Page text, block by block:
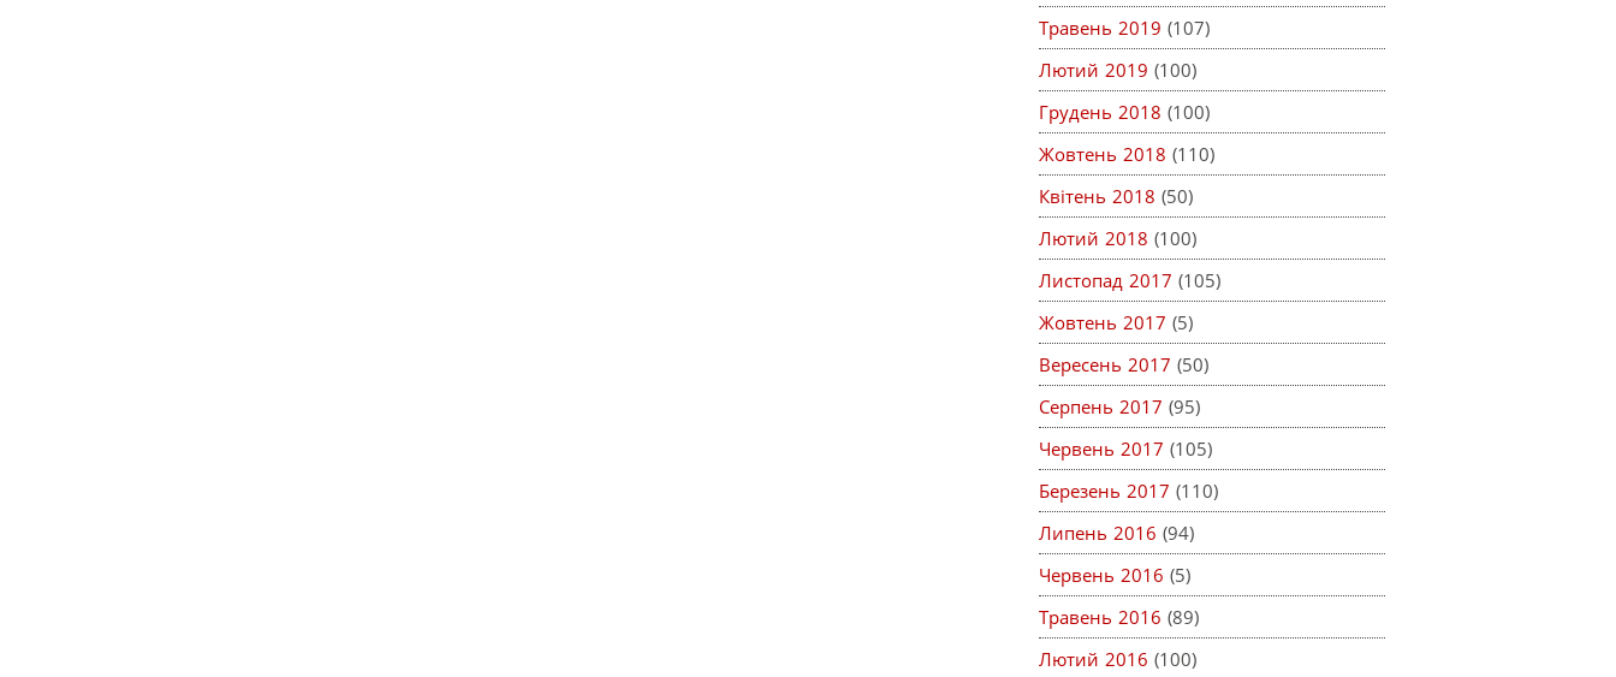
Травень 2019 (107)
Лютий 2019 (100)
Грудень 2018 (100)
Жовтень 2018 (110)
Квітень 2018 (50)
Лютий 2018 (100)
Листопад 2017 (105)
Жовтень 2017 (5)
Вересень 2017 (50)
Серпень 2017 (95)
Червень 2017 (105)
Березень 2017 (110)
Липень 2016 (94)
Червень 2016 (5)
Травень 2016 (89)
Лютий 2016 (100)